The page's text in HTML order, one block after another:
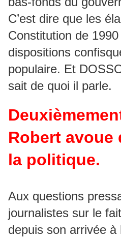
C’est dire que les
Constitution de
dispositions
populaire. Et
sait de quoi il parle.
Robert avoue
la politique.
Aux questions
journalistes sur le
depuis son arrivée